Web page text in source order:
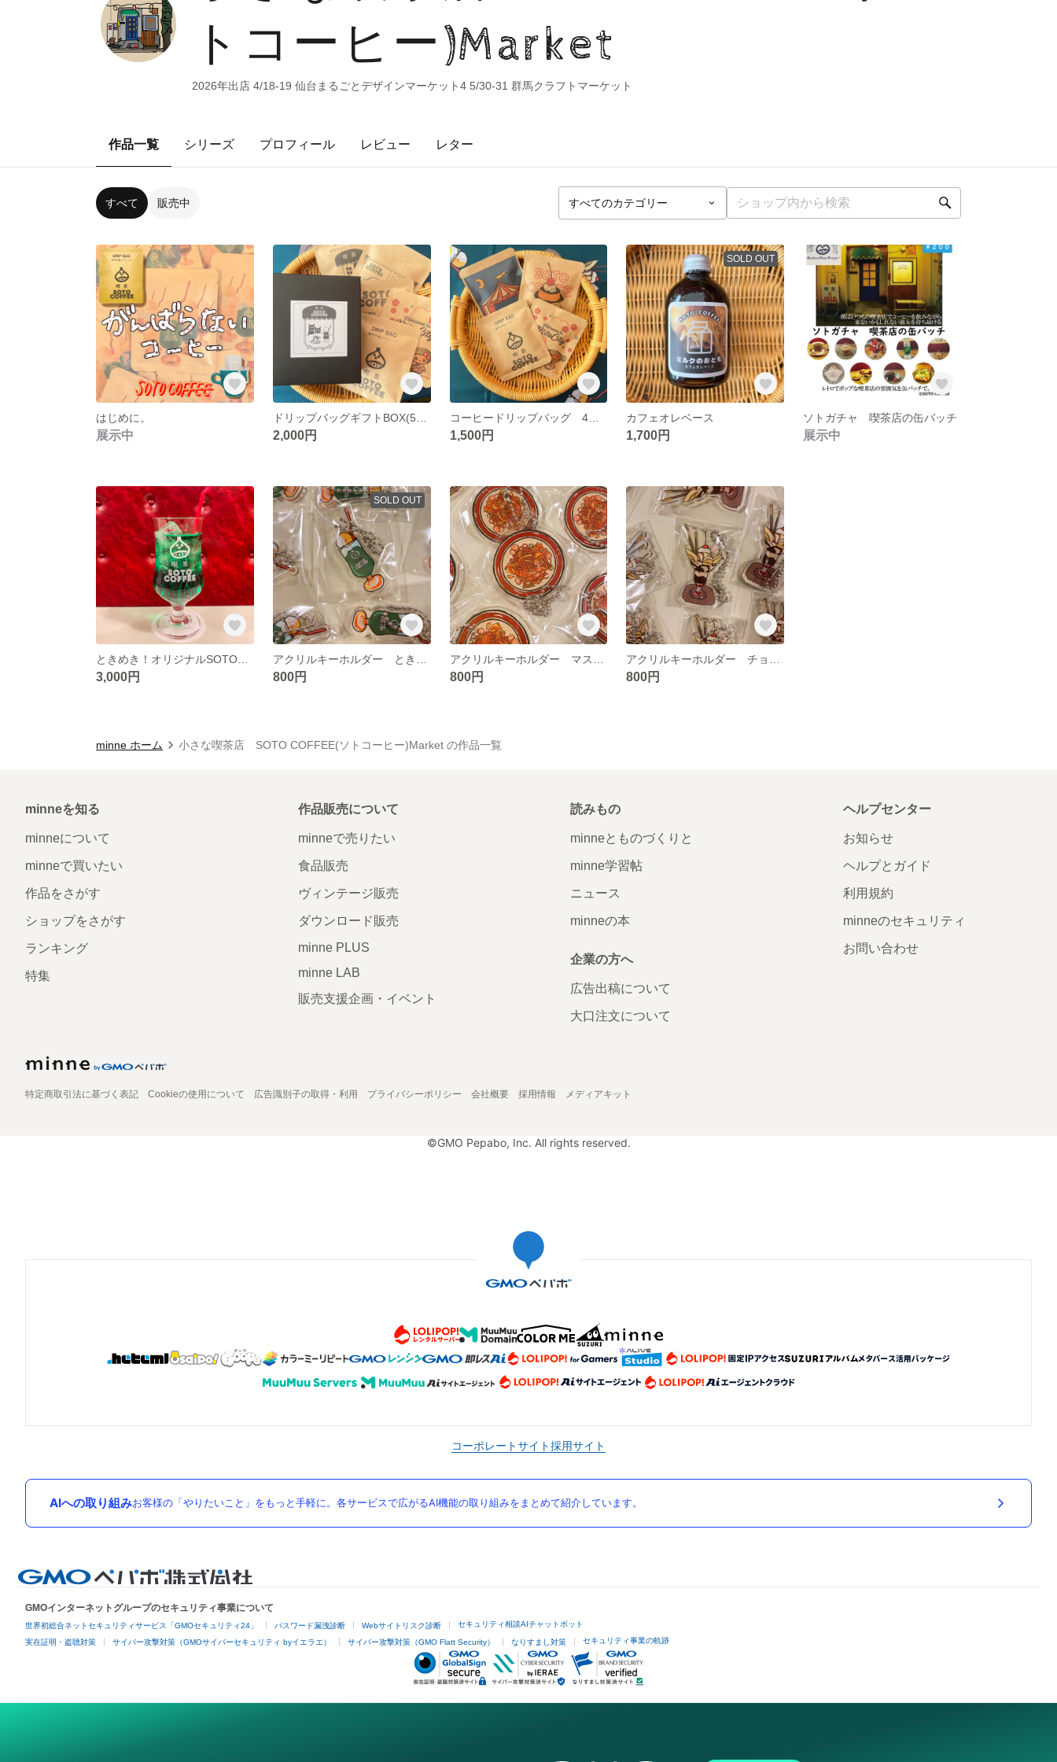
トコーヒー)Market
2026年出店 4/18-19 仙台まるごとデザインマーケット4 5/30-31 群馬クラフトマーケット
作品一覧 シリーズ プロフィール レビュー レター
すべて 販売中
はじめに。
展示中 2,000円
コーヒードリップバッグ 4個セット
1,500円
SOLD OUT
カフェオレベース
1,700円
ソトガチャ 喫茶店の缶バッチ
展示中
3,000円
SOLD OUT
800円 800円 800円
minne ホーム 小さな喫茶店 SOTO COFFEE(ソトコーヒー)Market の作品一覧
minneを知る
minneについて
minneで買いたい
作品をさがす
ショップをさがす
ランキング
特集
作品販売について
minneで売りたい
食品販売
ヴィンテージ販売
ダウンロード販売
minne PLUS
minne LAB
販売支援企画・イベント
読みもの
minneとものづくりと
minne学習帖
ニュース
minneの本
企業の方へ
広告出稿について
大口注文について
ヘルプセンター
お知らせ
ヘルプとガイド
利用規約
minneのセキュリティ
お問い合わせ
特定商取引法に基づく表記 Cookieの使用について 広告識別子の取得・利用 プライバシーポリシー 会社概要 採用情報 メディアキット
©GMO Pepabo, Inc. All rights reserved.
コーポレートサイト採用サイト
AIへの取り組みお客様の「やりたいこと」をもっと手軽に。各サービスで広がるAI機能の取り組みをまとめて紹介しています。
GMOインターネットグループのセキュリティ事業について
世界初総合ネットセキュリティサービス「GMOセキュリティ24」 パスワード漏洩診断 Webサイトリスク診断 セキュリティ相談AIチャットボット
実在証明・盗聴対策 サイバー攻撃対策（GMOサイバーセキュリティ byイエラエ） サイバー攻撃対策（GMO Flatt Security） なりすまし対策 セキュリティ事業の軌跡